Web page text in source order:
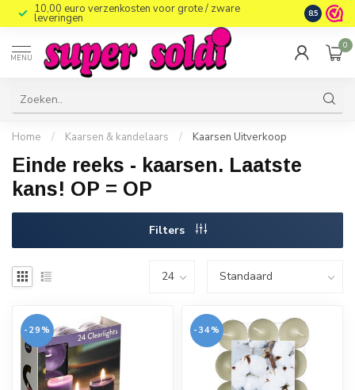
10,00 euro verzenkosten voor grote / zware
leveringen 8.5
MENU
0
Home / Kaarsen & kandelaars / Kaarsen Uitverkoop
Einde reeks - kaarsen. Laatste
kans! OP = OP
Filters
-29% -34%